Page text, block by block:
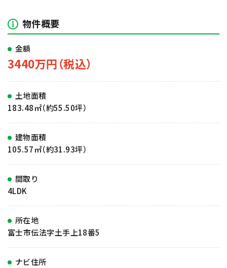
物件概要
金額
3440万円（税込）
土地面積
183.48㎡（約55.50坪）
建物面積
105.57㎡（約31.93坪）
間取り
4LDK
所在地
富士市伝法字土手上18番5
ナビ住所